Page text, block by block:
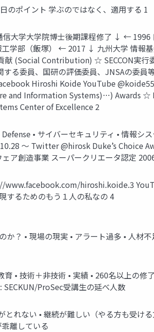
のポイント 学ぶのではなく、適用する 1
大学大学院博士後期課程修了 ↓ ←
学部（飯塚） ← 2017 ↓ 九州大学 情報
献 (Social Contribution) ☆ SECCON実
る委員、国研の評価委員、JNSAの委
Hiroshi Koide YouTube
and Information Systems)…) Awards ☆
Center of Excellence 2
• サイバーセキュリティ • 情報シ
〜 Twitter @hirosk Duke’s Choice
ア創造事業 スーパークリエータ認定
hiroshi.koide.3
するためのもう１人の私なの 4
？ • 現場の現実 • アラート過多 • 人材
• 技術＋非技術 • 実績 • 260名以上の修
SECKUN/ProSec受講生の延べ人数
れない • 継続が難しい（やる方も受け
離している